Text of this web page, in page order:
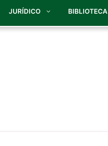
JURÍDICO BIBLIOTECA